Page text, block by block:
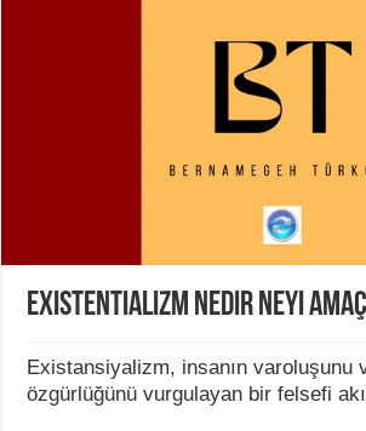
Existentializm nedir neyi
Existansiyalizm, insanın varoluşunu
özgürlüğünü vurgulayan bir felsefi